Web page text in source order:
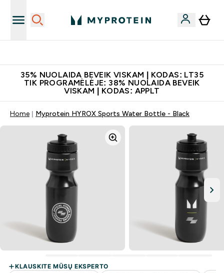
35% NUOLAIDA BEVEIK VISKAM | KODAS: LT35
TIK PROGRAMĖLĖJE: 38% NUOLAIDA BEVEIK
VISKAM | KODAS: APPLT
Home Myprotein HYROX Sports Water Bottle - Black